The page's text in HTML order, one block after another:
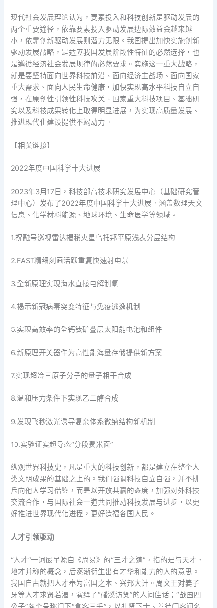
现代社会发展理论认为，要素投入和科技创新是驱动发展的
两个重要途径，依靠要素投入驱动发展边际效益会越来越
小，依靠创新驱动发展则潜力无限。我国提出加快实施创新
驱动发展战略，是适应我国发展阶段性特征的必然选择，也
是遵循经济社会发展规律的必然要求。实施这一重大战略，
就是要坚持面向世界科技前沿、面向经济主战场、面向国家
重大需求、面向人民生命健康，加快实现高水平科技自立自
强，在原创性引领性科技攻关、国家重大科技项目、基础研
究以及科技成果转化上取得明显进展，为实现高质量发展、
推进现代化建设提供不竭动力。
【相关链接】
2022年度中国科学十大进展
2023年3月17日，科技部高技术研究发展中心（基础研究管
理中心）发布了2022年度中国科学十大进展，涵盖数理天文
信息、化学材料能源、地球环境、生命医学等领域。
1.祝融号巡视雷达揭秘火星乌托邦平原浅表分层结构
2.FAST精细刻画活跃重复快速射电暴
3.全新原理实现海水直接电解制氢
4.揭示新冠病毒突变特征与免疫逃逸机制
5.实现高效率的全钙钛矿叠层太阳能电池和组件
6.新原理开关器件为高性能海量存储提供新方案
7.实现超冷三原子分子的量子相干合成
8.温和压力条件下实现乙二醇合成
9.发现飞秒激光诱导复杂体系微纳结构新机制
10.实验证实超导态“分段费米面”
纵观世界科技史，凡是重大的科技创新，都是建立在整个人
类文明成果的基础之上的。我们强调科技自立自强，并不排
斥向他人学习借鉴，而是以开放共赢的态度，加强对外科技
交流合作，与国际社会一道共同推动科技发展与进步，以更
好推进世界现代化进程，更好造福各国人民。
人才引领驱动
“人才”一词最早源自《周易》的“三才之道”，指的是与天才、
地才并称的概念，后逐渐衍生出有才华和能力的人的意思。
我国自古就把人才奉为富国之本、兴邦大计。周文王对姜子
牙等人才求贤若渴，演绎了“磻溪访贤”的人间佳话；“战国四